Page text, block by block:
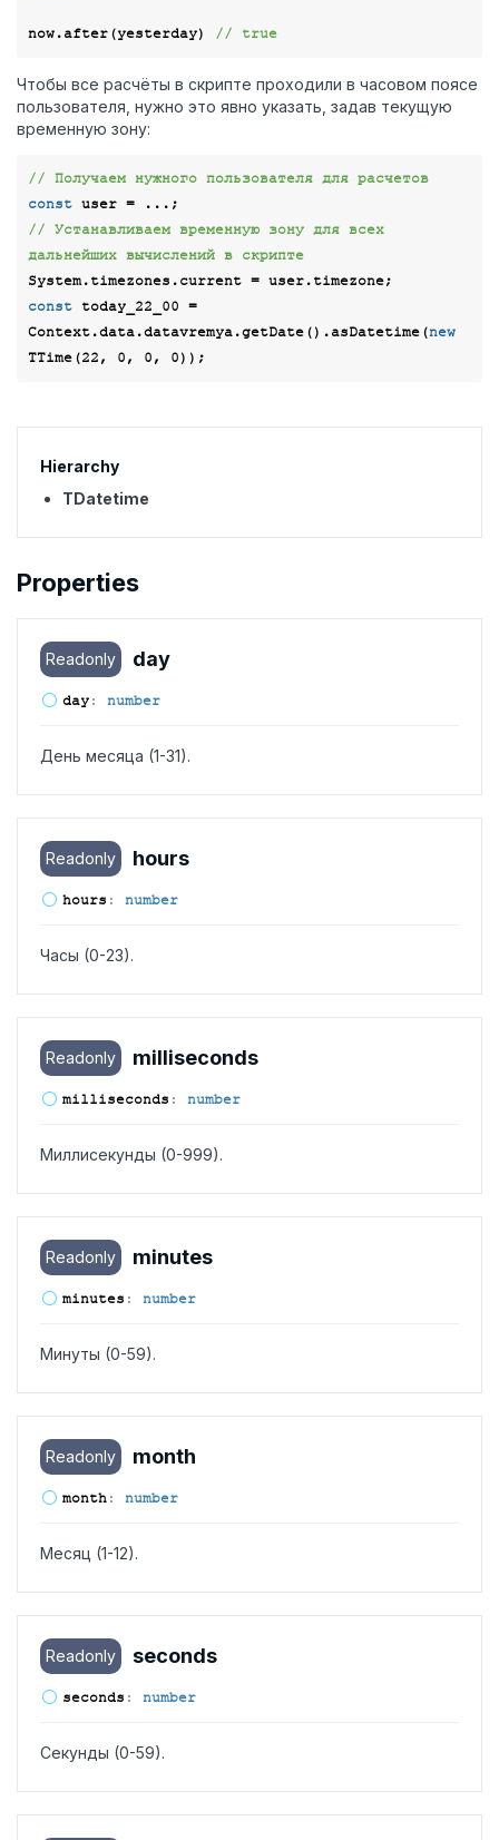
now.after(yesterday) // true
Чтобы все расчёты в скрипте проходили в часовом поясе
пользователя, нужно это явно указать, задав текущую
временную зону:
// Получаем нужного пользователя для расчетов
const
// Устанавливаем временную зону для всех
дальнейших вычислений в скрипте
const today_22_00 =
Context.data.datavremya.getDate().asDatetime(new
TTime(22, 0, 0, 0
Hierarchy
TDatetime
Properties
Readonly day
day: number
День месяца (1-31).
Readonly hours
hours : number
Часы (0-23).
Readonly milliseconds
milliseconds : number
Миллисекунды (0-999).
Readonly minutes
minutes : number
Минуты (0-59).
Readonly month
month: number
Месяц (1-12).
Readonly seconds
seconds : number
Секунды (0-59).